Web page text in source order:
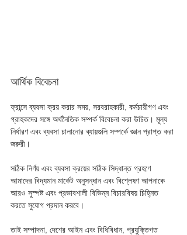
আর্থিক বিবেচনা
ফ্রান্সে ব্যবসা ক্রয় করার সময়, সরবরাহকারী, কর্মচারীগণ এবং
গ্রাহকদের সঙ্গে অর্থনৈতিক সম্পর্ক বিবেচনা করা উচিত। মূল্য
নির্ধারণ এবং ব্যবসা চালানোর ব্যায়গুলি সম্পর্কে জ্ঞান প্রাপ্ত করা
জরুরী।
সঠিক নির্ণয় এবং ব্যবসা ক্রয়ের সঠিক সিদ্ধান্ত গ্রহণে
আমাদের বিদ্যমান মার্কেট অনুসন্ধান এবং বিশ্লেষণ আপনাকে
আরও সুস্পষ্ট এবং প্রভাবশালী বিভিন্ন বিচারবিষয় চিহ্নিত
করতে সুযোগ প্রদান করবে।
তাই সম্পাদনা, দেশের আইন এবং বিধিবিধান, প্রযুক্তিগত